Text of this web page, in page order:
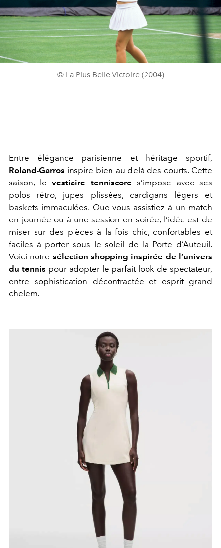
© La Plus Belle Victoire (2004)
Entre élégance parisienne et héritage sportif,
Roland-Garros inspire bien au-delà des courts. Cette
saison, le vestiaire tenniscore s’impose avec ses
polos rétro, jupes plissées, cardigans légers et
baskets immaculées. Que vous assistiez à un match
en journée ou à une session en soirée, l’idée est de
miser sur des pièces à la fois chic, confortables et
faciles à porter sous le soleil de la Porte d’Auteuil.
Voici notre sélection shopping inspirée de l’univers
du tennis pour adopter le parfait look de spectateur,
entre sophistication décontractée et esprit grand
chelem.